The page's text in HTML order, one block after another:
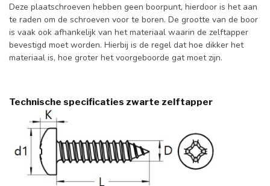
Deze plaatschroeven hebben geen boorpunt, hierdoor is het aan
te raden om de schroeven voor te boren. De grootte van de boor
is vaak ook afhankelijk van het materiaal waarin de zelftapper
bevestigd moet worden. Hierbij is de regel dat hoe dikker het
materiaal is, hoe groter het voorgeboorde gat moet zijn.
Technische specificaties zwarte zelftapper